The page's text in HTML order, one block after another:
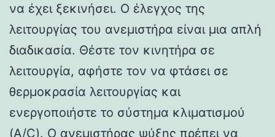
να έχει ξεκινήσει. Ο έλεγχος της
λειτουργίας του ανεμιστήρα είναι μια απλή
διαδικασία. Θέστε τον κινητήρα σε
λειτουργία, αφήστε τον να φτάσει σε
θερμοκρασία λειτουργίας και
ενεργοποιήστε το σύστημα κλιματισμού
(A/C). Ο ανεμιστήρας ψύξης πρέπει να